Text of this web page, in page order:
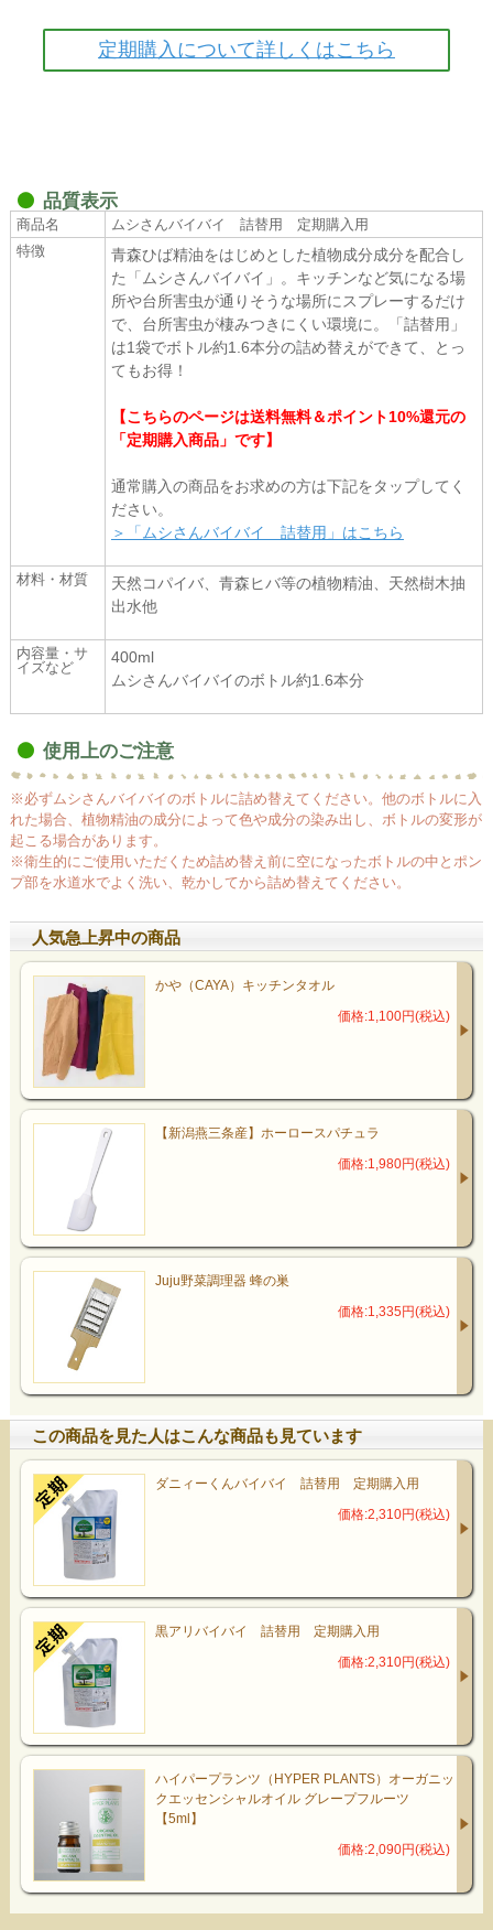
定期購入について詳しくはこちら
品質表示
商品名
ムシさんバイバイ 詰替用 定期購入用
特徴
青森ひば精油をはじめとした植物成分成分を配合し
た「ムシさんバイバイ」。キッチンなど気になる場
所や台所害虫が通りそうな場所にスプレーするだけ
で、台所害虫が棲みつきにくい環境に。「詰替用」
は1袋でボトル約1.6本分の詰め替えができて、とっ
てもお得！
【こちらのページは送料無料＆ポイント10%還元の
「定期購入商品」です】
通常購入の商品をお求めの方は下記をタップしてく
ださい。
＞「ムシさんバイバイ 詰替用」はこちら
材料・材質
天然コパイバ、青森ヒバ等の植物精油、天然樹木抽
出水他
内容量・サ
イズなど
400ml
ムシさんバイバイのボトル約1.6本分
使用上のご注意
※必ずムシさんバイバイのボトルに詰め替えてください。他のボトルに入
れた場合、植物精油の成分によって色や成分の染み出し、ボトルの変形が
起こる場合があります。
※衛生的にご使用いただくため詰め替え前に空になったボトルの中とポン
プ部を水道水でよく洗い、乾かしてから詰め替えてください。
人気急上昇中の商品
かや（CAYA）キッチンタオル
価格:1,100円(税込)
【新潟燕三条産】ホーロースパチュラ
価格:1,980円(税込)
Juju野菜調理器 蜂の巣
価格:1,335円(税込)
この商品を見た人はこんな商品も見ています
ダニィーくんバイバイ 詰替用 定期購入用
価格:2,310円(税込)
黒アリバイバイ 詰替用 定期購入用
価格:2,310円(税込)
ハイパープランツ（HYPER PLANTS）オーガニッ
クエッセンシャルオイル グレープフルーツ
【5ml】
価格:2,090円(税込)